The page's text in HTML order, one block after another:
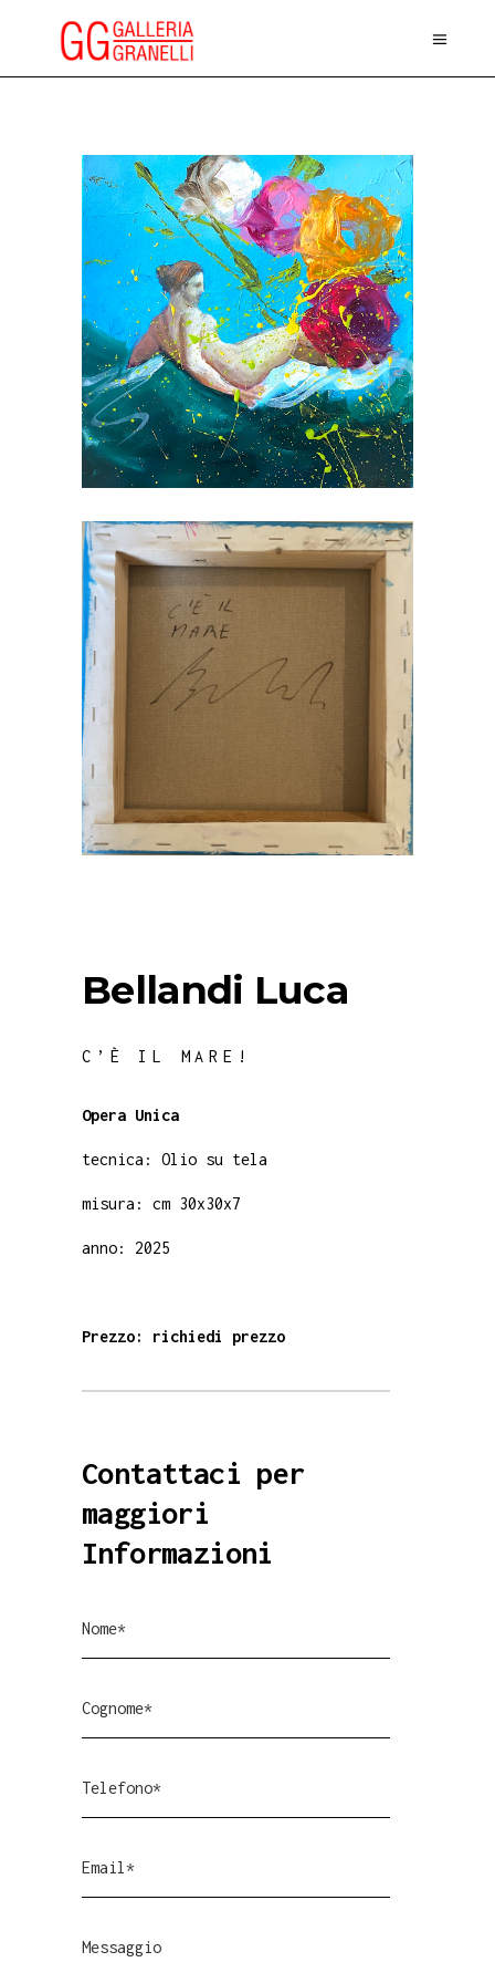
Bellandi Luca
C’È IL MARE!
Opera Unica
tecnica: Olio su tela
misura: cm 30x30x7
anno: 2025
Prezzo: richiedi prezzo
Contattaci per
maggiori
Informazioni